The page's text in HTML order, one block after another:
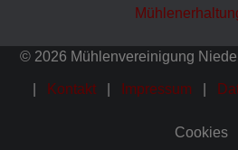
© 2026 Mühlenvereinigung
Kontakt Impressum
Cookies